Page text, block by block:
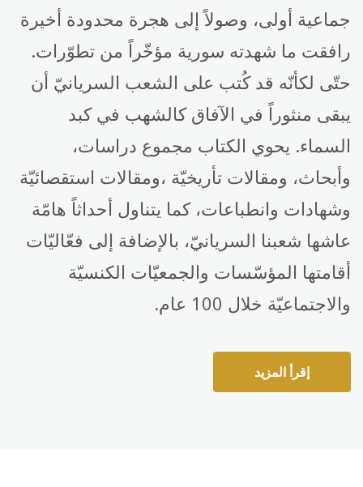
جماعية أولى، وصولاً إلى هجرة محدودة أخيرة
رافقت ما شهدته سورية مؤخّراً من تطوّرات.
حتّى لكأنّه قد كُتب على الشعب السريانيّ أن
يبقى منثوراً في الآفاق كالشهب في كبد
السماء. يحوي الكتاب مجموع دراسات،
وأبحاث، ومقالات تأريخيّة ،ومقالات استقصائيّة
وشهادات وانطباعات، كما يتناول أحداثاً هامّة
عاشها شعبنا السريانيّ، بالإضافة إلى فعّاليّات
أقامتها المؤسّسات والجمعيّات الكنسيّة
والاجتماعيّة خلال 100 عام.
إقرأ المزيد